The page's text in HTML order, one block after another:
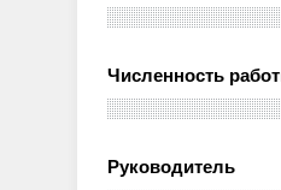
Численность
Руководитель